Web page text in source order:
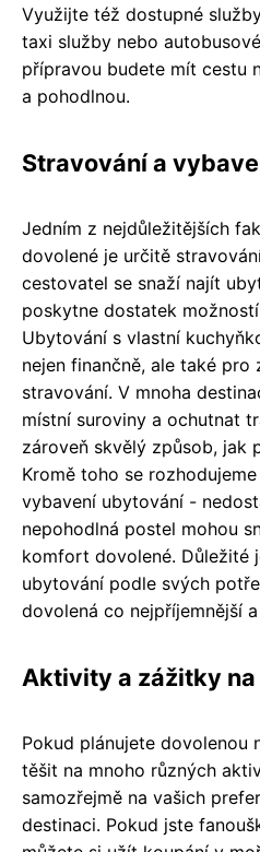
Využijte též dostupné
taxi služby nebo
přípravou budete mít cestu
a pohodlnou.
Stravování a
Jedním z nejdůležitějších
dovolené je určitě
cestovatel se snaží najít
poskytne dostatek
Ubytování s vlastní
nejen finančně, ale také pro
stravování. V mnoha
místní suroviny a ochutnat
zároveň skvělý způsob, jak
Kromě toho se
vybavení ubytování -
nepohodlná postel mohou
komfort dovolené. Důležité
ubytování podle svých
dovolená co nejpříjemnější
Aktivity a zážitky
Pokud plánujete dovolenou
těšit na mnoho různých
samozřejmě na vašich
destinaci. Pokud jste